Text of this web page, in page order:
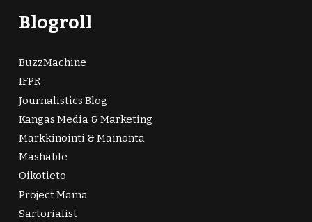
Blogroll
BuzzMachine
IFPR
Journalistics Blog
Kangas Media & Marketing
Markkinointi & Mainonta
Mashable
Oikotieto
Project Mama
Sartorialist